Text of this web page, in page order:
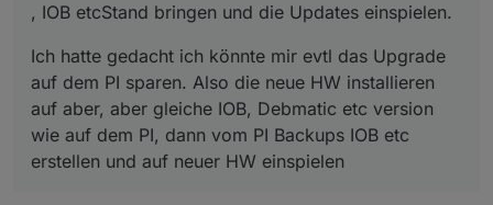
, IOB etcStand bringen und die Updates einspielen.
Ich hatte gedacht ich könnte mir evtl das Upgrade
auf dem PI sparen. Also die neue HW installieren
auf aber, aber gleiche IOB, Debmatic etc version
wie auf dem PI, dann vom PI Backups IOB etc
erstellen und auf neuer HW einspielen